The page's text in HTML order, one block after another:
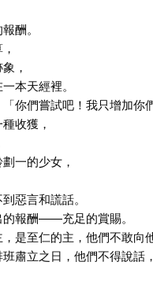
酬。
，
天經裡。
們嘗試吧！我只增加你們
收獲，
一的少女，
言和謊話。
報酬——充足的賞賜。
至仁的主，他們不敢向他
立之日，他們不得說話